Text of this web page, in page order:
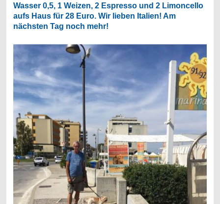
Wasser 0,5, 1 Weizen, 2 Espresso und 2 Limoncello
aufs Haus für 28 Euro. Wir lieben Italien! Am
nächsten Tag noch mehr!